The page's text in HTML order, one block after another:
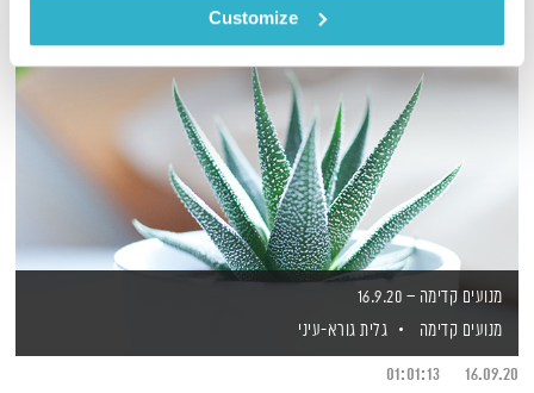
Customize
מנועים קדימה – 16.9.20
מנועים קדימה
גלית גורא-עיני
16.09.20
01:01:13